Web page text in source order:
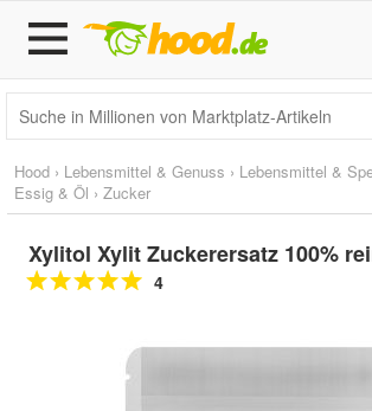
Hood › Lebensmittel & Genuss › Lebensmittel &
Essig & Öl › Zucker
Xylitol Xylit Zuckerersatz 100%
4